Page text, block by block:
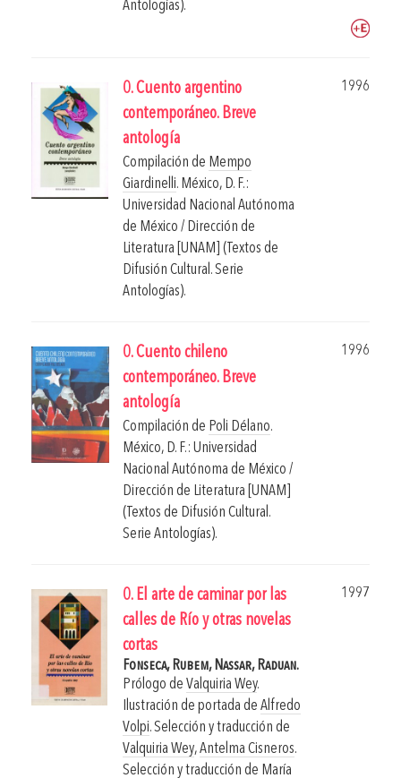
Antologías).
0. Cuento argentino
contemporáneo. Breve
antología
1996
Compilación de Mempo
Giardinelli. México, D. F.:
Universidad Nacional Autónoma
de México / Dirección de
Literatura [UNAM] (Textos de
Difusión Cultural. Serie
Antologías).
0. Cuento chileno
contemporáneo. Breve
antología
1996
Compilación de Poli Délano.
México, D. F.: Universidad
Nacional Autónoma de México /
Dirección de Literatura [UNAM]
(Textos de Difusión Cultural.
Serie Antologías).
0. El arte de caminar por las
calles de Río y otras novelas
cortas
1997
Fonseca, Rubem,Nassar, Raduan.
Prólogo de Valquiria Wey.
Ilustración de portada de Alfredo
Volpi. Selección y traducción de
Valquiria Wey,Antelma Cisneros.
Selección y traducción de María